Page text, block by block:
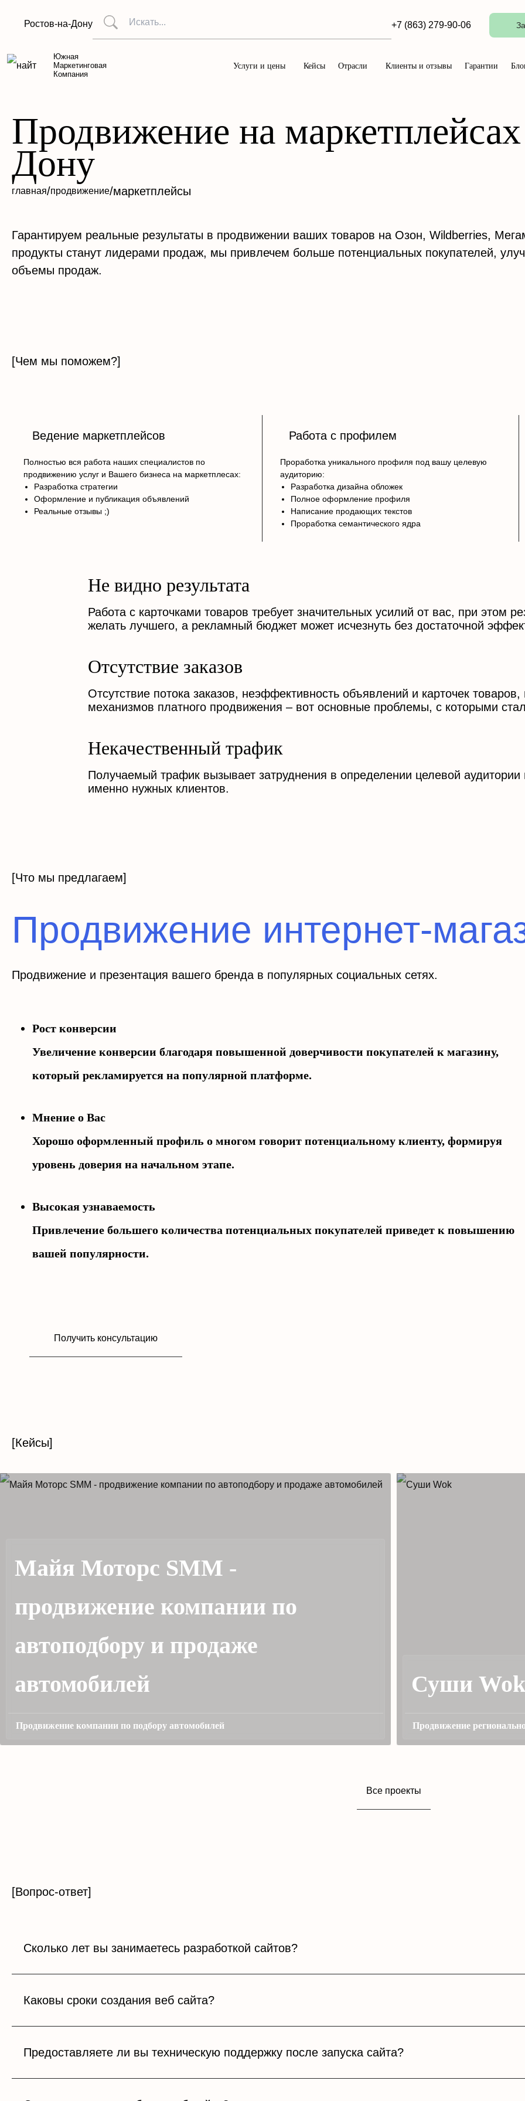
Ростов-на-Дону +7 (863) 279-90-06
Южная
Маркетинговая
Компания
Услуги и цены Кейсы Отрасли Клиенты и отзывы Гарантии
Продвижение на
Дону
главная/продвижение/маркетплейсы
Гарантируем реальные результаты в продвижении ваших товаров на Озон, Wildberries,
продукты станут лидерами продаж, мы привлечем больше потенциальных покупателей,
объемы продаж.
[Чем мы поможем?]
Ведение маркетплейсов
Полностью вся работа наших специалистов по
продвижению услуг и Вашего бизнеса на маркетплесах:
Разработка стратегии
Оформление и публикация объявлений
Реальные отзывы ;)
Работа с профилем
Проработка уникального профиля под вашу целевую
аудиторию:
Разработка дизайна обложек
Полное оформление профиля
Написание продающих текстов
Проработка семантического ядра
Не видно результата
Работа с карточками товаров требует значительных усилий от вас, при этом
желать лучшего, а рекламный бюджет может исчезнуть без достаточной
Отсутствие заказов
Отсутствие потока заказов, неэффективность объявлений и карточек
механизмов платного продвижения – вот основные проблемы, с которыми
Некачественный трафик
Получаемый трафик вызывает затруднения в определении целевой аудитории
именно нужных клиентов.
[Что мы предлагаем]
Продвижение интернет-
Продвижение и презентация вашего бренда в популярных социальных сетях.
Рост конверсии
Увеличение конверсии благодаря повышенной доверчивости покупателей к магазину,
который рекламируется на популярной платформе.
Мнение о Вас
Хорошо оформленный профиль о многом говорит потенциальному клиенту, формируя
уровень доверия на начальном этапе.
Высокая узнаваемость
Привлечение большего количества потенциальных покупателей приведет к повышению
вашей популярности.
Получить консультацию
[Кейсы]
Майя Моторс SMM -
продвижение компании по
автоподбору и продаже
автомобилей
Продвижение компании по подбору автомобилей
Суши Wok
Продвижение
Все проекты
[Вопрос-ответ]
Сколько лет вы занимаетесь разработкой сайтов?
Каковы сроки создания веб сайта?
Предоставляете ли вы техническую поддержку после запуска сайта?